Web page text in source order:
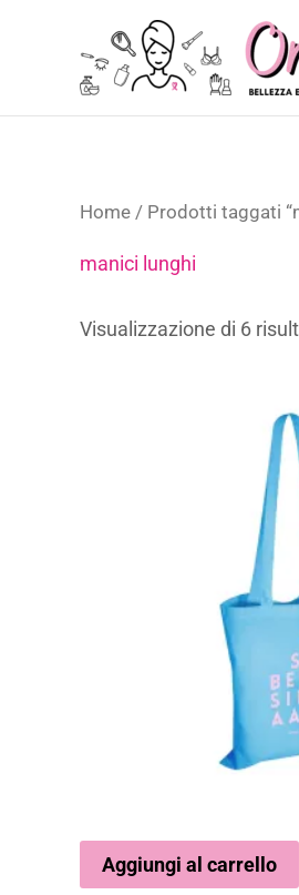
contenuto
Home / Prodotti taggati
manici lunghi
Visualizzazione di 6
Aggiungi al carrello